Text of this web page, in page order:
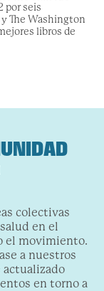
por seis
The Washington
libros de
colectivas
en el
el movimiento.
a nuestros
actualizado
en torno a